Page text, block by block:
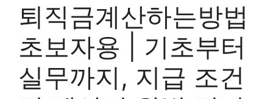
퇴직금계산하는방법
초보자용 | 기초부터
실무까지, 지급 조건